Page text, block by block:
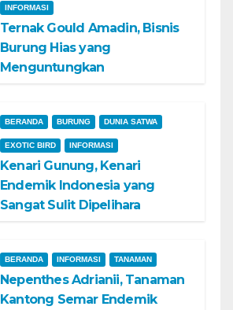
INFORMASI
Ternak Gould Amadin, Bisnis
Burung Hias yang
Menguntungkan
BERANDA BURUNG DUNIA SATWA
EXOTIC BIRD INFORMASI
Kenari Gunung, Kenari
Endemik Indonesia yang
Sangat Sulit Dipelihara
BERANDA INFORMASI TANAMAN
Nepenthes Adrianii, Tanaman
Kantong Semar Endemik